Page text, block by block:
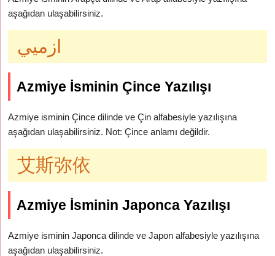
aşağıdan ulaşabilirsiniz.
ازميي
Azmiye İsminin Çince Yazılışı
Azmiye isminin Çince dilinde ve Çin alfabesiyle yazılışına
aşağıdan ulaşabilirsiniz. Not: Çince anlamı değildir.
艾斯弥依
Azmiye İsminin Japonca Yazılışı
Azmiye isminin Japonca dilinde ve Japon alfabesiyle yazılışına
aşağıdan ulaşabilirsiniz.